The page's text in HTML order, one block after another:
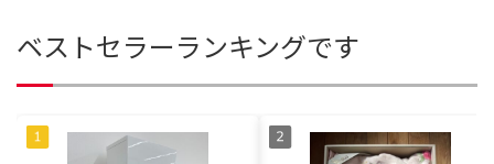
ベストセラーランキングです